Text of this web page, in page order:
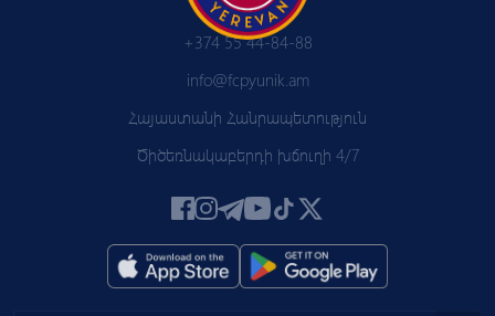
+374 55 44-84-88
info@fcpyunik.am
Հայաստանի Հանրապետություն
Ծիծեռնակաբերդի խճուղի 4/7